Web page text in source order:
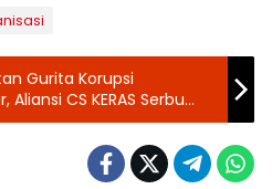
Gurita Korupsi
CS KERAS Serbu
Foto Wali Kota